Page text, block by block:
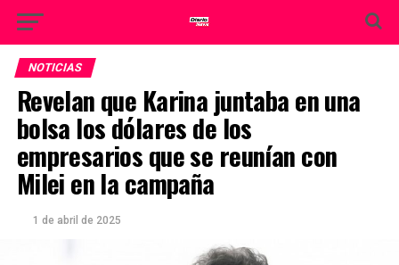
NOTICIAS
Revelan que Karina juntaba en una
bolsa los dólares de los
empresarios que se reunían con
Milei en la campaña
1 de abril de 2025